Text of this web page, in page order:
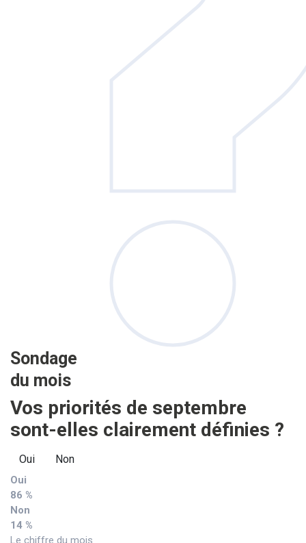
Sondage
du mois
Vos priorités de septembre
sont-elles clairement définies ?
Oui Non
Oui
86 %
Non
14 %
Le chiffre du mois